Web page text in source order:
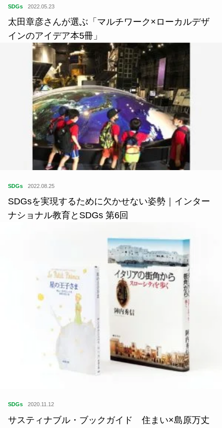
SDGs 2022.05.23
太田章彦さんが選ぶ「マルチワーク×ローカルデザ
インのアイデア本5冊」
SDGs 2022.08.25
SDGsを実現するために欠かせない姿勢｜インター
ナショナル教育とSDGs 第6回
SDGs 2020.11.12
サスティナブル・ブックガイド 住まい×島原万丈